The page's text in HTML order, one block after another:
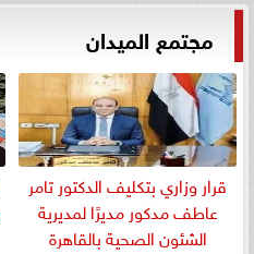
مجتمع الميدان
قرار وزاري بتكليف الدكتور تامر
عاطف مدكور مديرًا لمديرية
الشئون الصحية بالقاهرة